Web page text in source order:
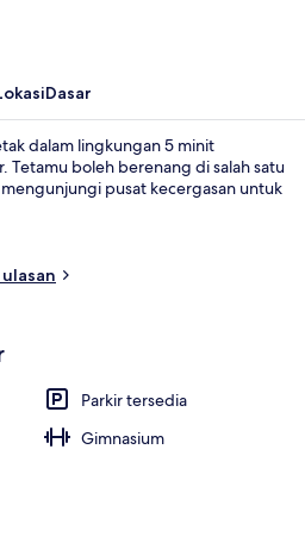
Dasar
dalam lingkungan 5 minit
Tetamu boleh berenang di salah satu
pusat kecergasan untuk
Parkir tersedia
Gimnasium